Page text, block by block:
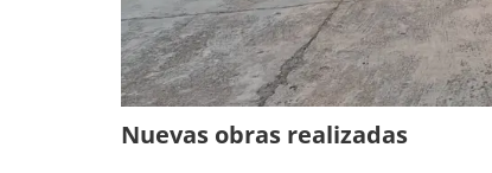
Nuevas obras realizadas